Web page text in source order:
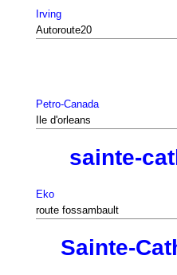
Irving
Autoroute20
Petro-Canada
Ile d'orleans
sainte-
Eko
route fossambault
Sainte-